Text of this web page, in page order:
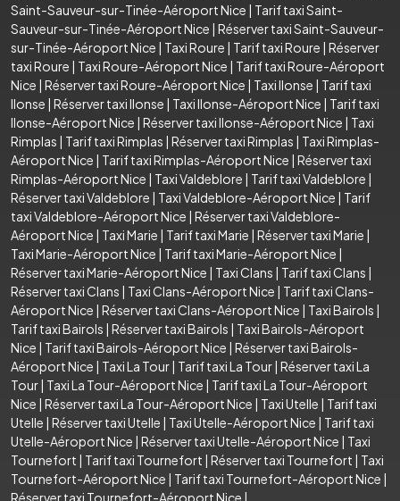
Saint-Sauveur-sur-Tinée-Aéroport Nice | Tarif taxi Saint-
Sauveur-sur-Tinée-Aéroport Nice | Réserver taxi Saint-Sauveur-
sur-Tinée-Aéroport Nice | Taxi Roure | Tarif taxi Roure | Réserver
taxi Roure | Taxi Roure-Aéroport Nice | Tarif taxi Roure-Aéroport
Nice | Réserver taxi Roure-Aéroport Nice | Taxi Ilonse | Tarif taxi
Ilonse | Réserver taxi Ilonse | Taxi Ilonse-Aéroport Nice | Tarif taxi
Ilonse-Aéroport Nice | Réserver taxi Ilonse-Aéroport Nice | Taxi
Rimplas | Tarif taxi Rimplas | Réserver taxi Rimplas | Taxi Rimplas-
Aéroport Nice | Tarif taxi Rimplas-Aéroport Nice | Réserver taxi
Rimplas-Aéroport Nice | Taxi Valdeblore | Tarif taxi Valdeblore |
Réserver taxi Valdeblore | Taxi Valdeblore-Aéroport Nice | Tarif
taxi Valdeblore-Aéroport Nice | Réserver taxi Valdeblore-
Aéroport Nice | Taxi Marie | Tarif taxi Marie | Réserver taxi Marie |
Taxi Marie-Aéroport Nice | Tarif taxi Marie-Aéroport Nice |
Réserver taxi Marie-Aéroport Nice | Taxi Clans | Tarif taxi Clans |
Réserver taxi Clans | Taxi Clans-Aéroport Nice | Tarif taxi Clans-
Aéroport Nice | Réserver taxi Clans-Aéroport Nice | Taxi Bairols |
Tarif taxi Bairols | Réserver taxi Bairols | Taxi Bairols-Aéroport
Nice | Tarif taxi Bairols-Aéroport Nice | Réserver taxi Bairols-
Aéroport Nice | Taxi La Tour| Tarif taxi La Tour| Réserver taxi La
Tour| Taxi La Tour-Aéroport Nice | Tarif taxi La Tour-Aéroport
Nice | Réserver taxi La Tour-Aéroport Nice | Taxi Utelle | Tarif taxi
Utelle | Réserver taxi Utelle | Taxi Utelle-Aéroport Nice | Tarif taxi
Utelle-Aéroport Nice | Réserver taxi Utelle-Aéroport Nice | Taxi
Tournefort | Tarif taxi Tournefort | Réserver taxi Tournefort | Taxi
Tournefort-Aéroport Nice | Tarif taxi Tournefort-Aéroport Nice |
Réserver taxi Tournefort-Aéroport Nice |